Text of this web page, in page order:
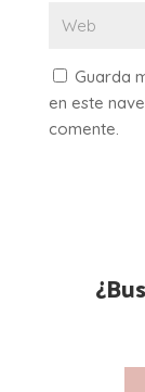
Guarda
en este
comente.